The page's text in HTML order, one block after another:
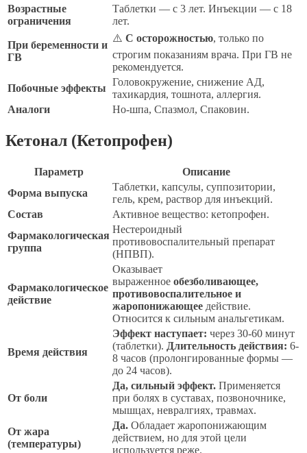
Возрастные
ограничения
Таблетки — с 3 лет. Инъекции — с 18
лет.
При беременности и
ГВ
⚠️ С осторожностью, только по
строгим показаниям врача. При ГВ не
рекомендуется.
Побочные эффекты
Головокружение, снижение АД,
тахикардия, тошнота, аллергия.
Аналоги
Но-шпа, Спазмол, Спаковин.
Кетонал (Кетопрофен)
Параметр
Описание
Форма выпуска
Таблетки, капсулы, суппозитории,
гель, крем, раствор для инъекций.
Состав
Активное вещество: кетопрофен.
Фармакологическая
группа
Нестероидный
противовоспалительный препарат
(НПВП).
Фармакологическое
действие
Оказывает
выраженное обезболивающее,
противовоспалительное и
жаропонижающее действие.
Относится к сильным анальгетикам.
Время действия
Эффект наступает: через 30-60 минут
(таблетки). Длительность действия: 6-
8 часов (пролонгированные формы —
до 24 часов).
От боли
Да, сильный эффект. Применяется
при болях в суставах, позвоночнике,
мышцах, невралгиях, травмах.
От жара
(температуры)
Да. Обладает жаропонижающим
действием, но для этой цели
используется реже.